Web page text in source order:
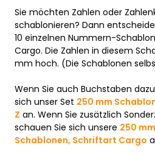
Sie möchten Zahlen oder
schablonieren? Dann
10 einzelnen Nummern-
Cargo. Die Zahlen in diesem
mm hoch. (Die Schablonen
Wenn Sie auch Buchstaben
sich unser Set 250 mm
Z an. Wenn Sie zusätzlich
schauen Sie sich unsere 250
Schablonen, Schriftart Cargo